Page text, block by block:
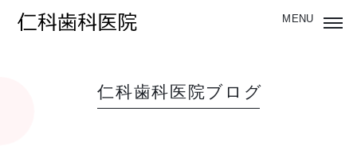
仁科歯科医院ブログ